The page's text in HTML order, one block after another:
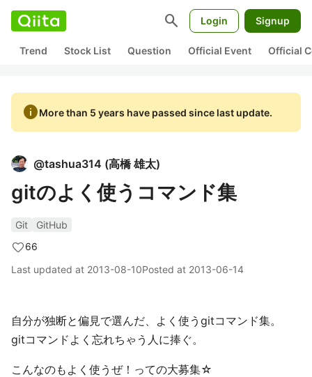
search Login Signup
Trend Stock List Question Official Event Official
infoMore than 5 years have passed since last update.
@tashua314 (高橋 雄太)
gitのよく使うコマンド集
Git
GitHub
66
Last updated at 2013-08-10Posted at 2013-06-14
自分が独断と偏見で選んだ、よく使うgitコマンド集。
gitコマンドよく忘れちゃう人に捧ぐ。
こんなのもよく使うぜ！っての大募集☆